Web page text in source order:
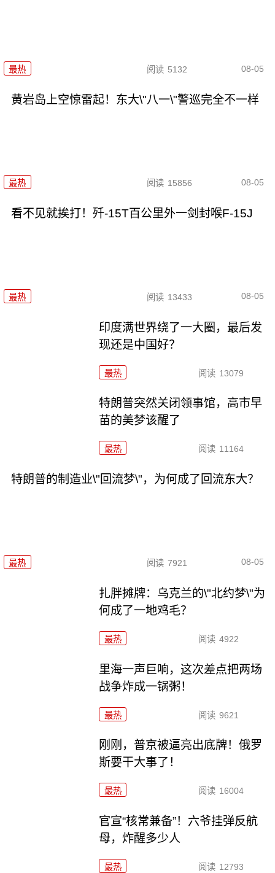
最热 阅读 5132 08-05
黄岩岛上空惊雷起！东大\"八一\"警巡完全不一样
最热 阅读 15856 08-05
看不见就挨打！歼-15T百公里外一剑封喉F-15J
最热 阅读 13433 08-05
印度满世界绕了一大圈，最后发
现还是中国好？
最热 阅读 13079
特朗普突然关闭领事馆，高市早
苗的美梦该醒了
最热 阅读 11164
特朗普的制造业\"回流梦\"，为何成了回流东大？
最热 阅读 7921 08-05
扎胖摊牌：乌克兰的\"北约梦\"为
何成了一地鸡毛？
最热 阅读 4922
里海一声巨响，这次差点把两场
战争炸成一锅粥！
最热 阅读 9621
刚刚，普京被逼亮出底牌！俄罗
斯要干大事了！
最热 阅读 16004
官宣“核常兼备”！六爷挂弹反航
母，炸醒多少人
最热 阅读 12793